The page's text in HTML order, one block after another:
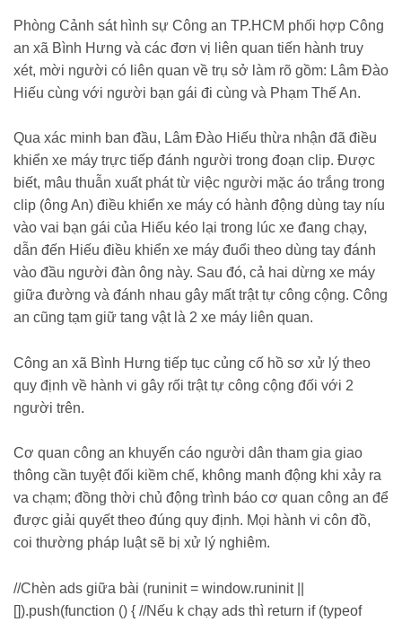
Phòng Cảnh sát hình sự Công an TP.HCM phối hợp Công
an xã Bình Hưng và các đơn vị liên quan tiến hành truy
xét, mời người có liên quan về trụ sở làm rõ gồm: Lâm Đào
Hiếu cùng với người bạn gái đi cùng và Phạm Thế An.
Qua xác minh ban đầu, Lâm Đào Hiếu thừa nhận đã điều
khiển xe máy trực tiếp đánh người trong đoạn clip. Được
biết, mâu thuẫn xuất phát từ việc người mặc áo trắng trong
clip (ông An) điều khiển xe máy có hành động dùng tay níu
vào vai bạn gái của Hiếu kéo lại trong lúc xe đang chạy,
dẫn đến Hiếu điều khiển xe máy đuổi theo dùng tay đánh
vào đầu người đàn ông này. Sau đó, cả hai dừng xe máy
giữa đường và đánh nhau gây mất trật tự công cộng. Công
an cũng tạm giữ tang vật là 2 xe máy liên quan.
Công an xã Bình Hưng tiếp tục củng cố hồ sơ xử lý theo
quy định về hành vi gây rối trật tự công cộng đối với 2
người trên.
Cơ quan công an khuyến cáo người dân tham gia giao
thông cần tuyệt đối kiềm chế, không manh động khi xảy ra
va chạm; đồng thời chủ động trình báo cơ quan công an để
được giải quyết theo đúng quy định. Mọi hành vi côn đồ,
coi thường pháp luật sẽ bị xử lý nghiêm.
//Chèn ads giữa bài (runinit = window.runinit ||
[]).push(function () { //Nếu k chạy ads thì return if (typeof